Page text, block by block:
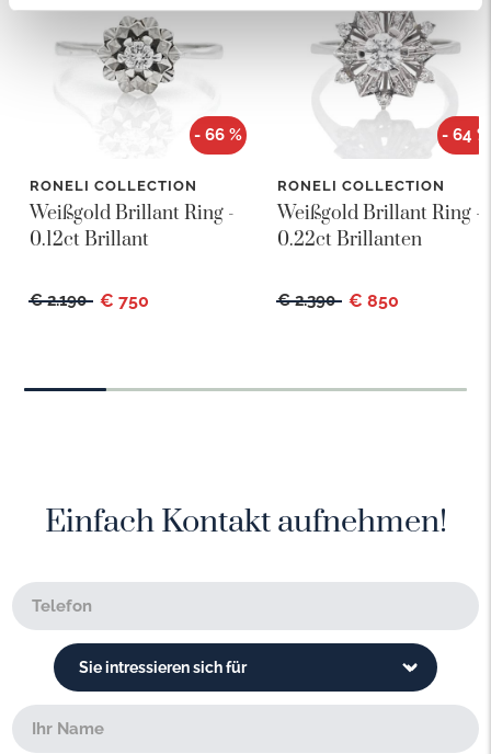
- 66 %
RONELI COLLECTION
Weißgold Brillant Ring -
0.12ct Brillant
€ 2.190 € 750
- 64 %
RONELI COLLECTION
Weißgold Brillant Ring -
0.22ct Brillanten
€ 2.390 € 850
Einfach Kontakt aufnehmen!